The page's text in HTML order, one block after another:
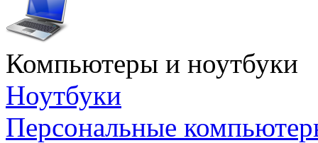
Компьютеры и ноутбуки
Ноутбуки
Персональные